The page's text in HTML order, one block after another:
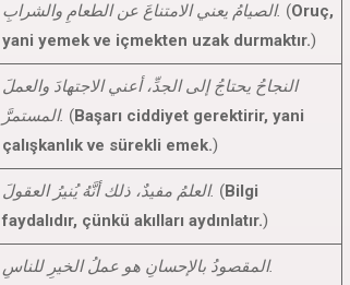
الصيامُ يعني الامتناعَ عن الطعامِ والشرابِ. (Oruç,
yani yemek ve içmekten uzak durmaktır.)
النجاحُ يحتاجُ إلى الجدِّ، أعني الاجتهادَ والعملَ
المستمرَّ. (Başarı ciddiyet gerektirir, yani
çalışkanlık ve sürekli emek.)
العلمُ مفيدٌ، ذلك أنَّهُ يُنيرُ العقولَ. (Bilgi
faydalıdır, çünkü akılları aydınlatır.)
المقصودُ بالإحسانِ هو عملُ الخيرِ للناسِ.